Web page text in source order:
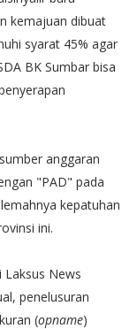
kemajuan dibuat
syarat 45% agar
BK Sumbar bisa
anggaran
"PAD" pada
kepatuhan
ini.
Laksus News
penelusuran
(opname)